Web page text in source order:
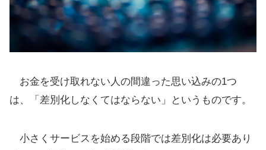
お金を受け取れない人の間違った思い込みの1つ
は、「差別化しなくてはならない」というものです。
小さくサービスを始める段階では差別化は必要あり